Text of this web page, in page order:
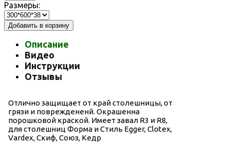
Размеры:
Добавить в корзину
Описание
Видео
Инструкции
Отзывы
Отлично защищает от край столешницы, от
грязи и повреждененй. Окрашенна
порошковой краской. Имеет завал R3 и R8,
для столешниц Форма и Стиль Egger, Clotex,
Vardex, Скиф, Союз, Кедр